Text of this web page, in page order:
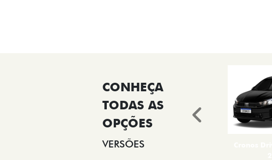
VERSÕES
Anterior